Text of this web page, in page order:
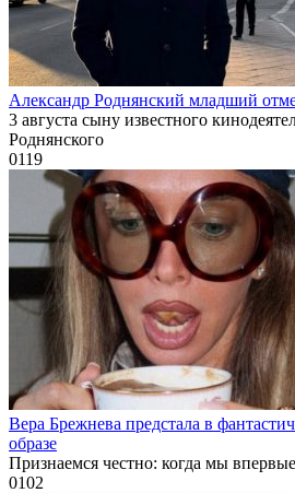
Александр Роднянский младший
3 августа сыну известного
Роднянского
0119
Вера Брежнева предстала в
образе
Признаемся честно: когда мы
0102